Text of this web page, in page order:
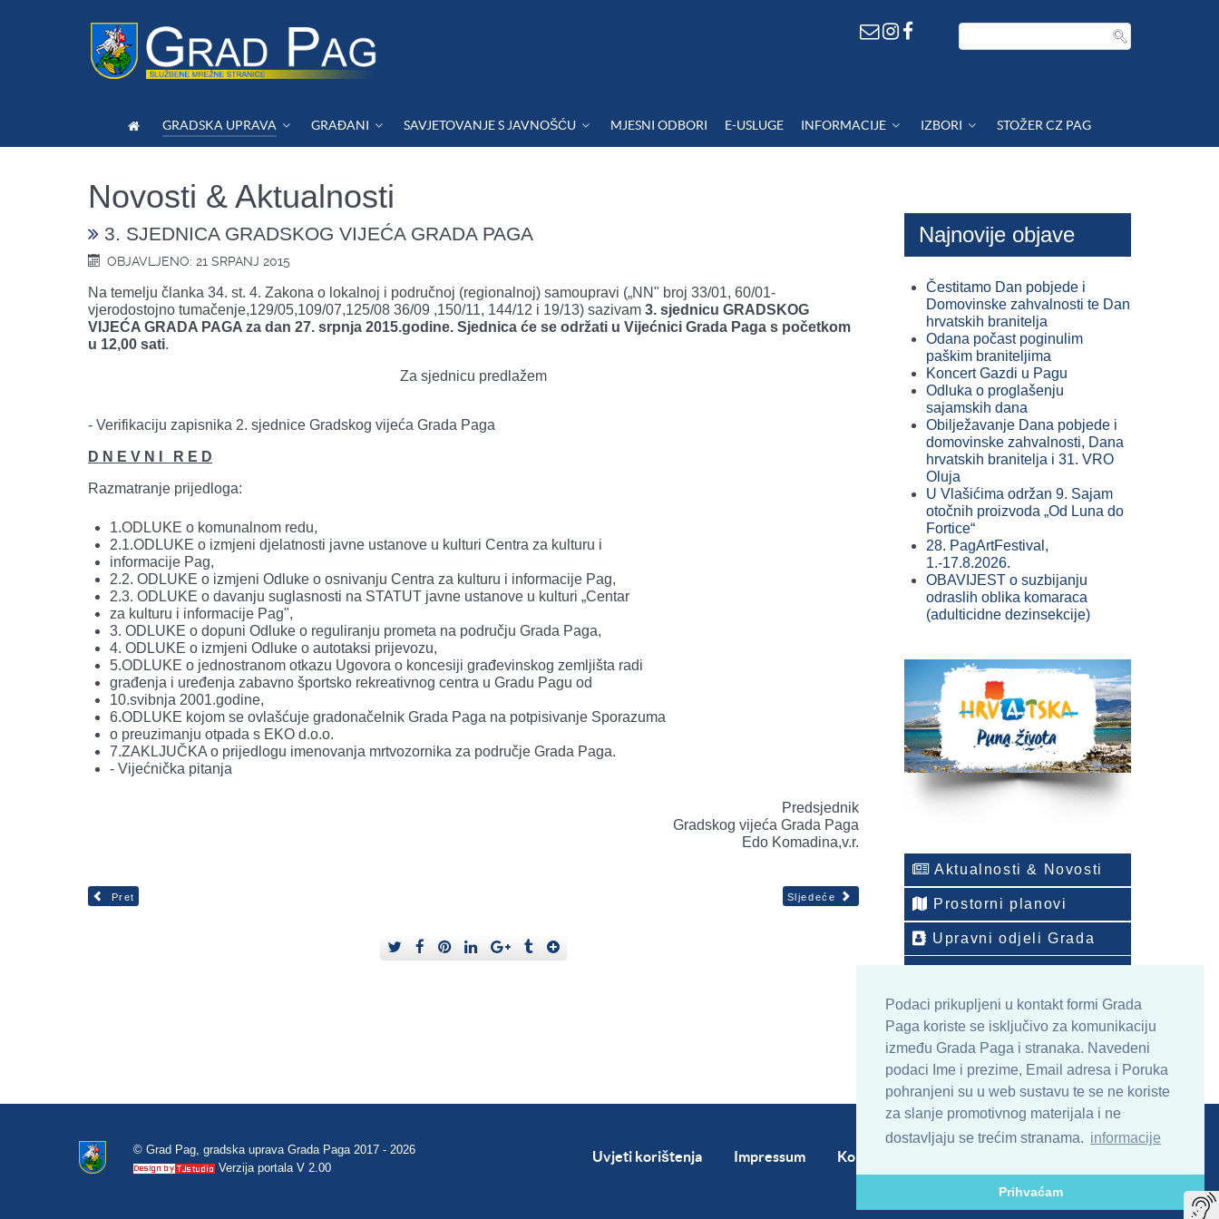
Podaci prikupljeni u kontakt formi Grada
Paga koriste se isključivo za komunikaciju
između Grada Paga i stranaka. Navedeni
podaci Ime i prezime, Email adresa i Poruka
pohranjeni su u web sustavu te se ne koriste
za slanje promotivnog materijala i ne
dostavljaju se trećim stranama. informacije
Prihvaćam
GRADSKA UPRAVA GRAĐANI SAVJETOVANJE S JAVNOŠĆU MJESNI ODBORI E-USLUGE INFORMACIJE IZBORI STOŽER CZ PAG
Novosti & Aktualnosti
3. SJEDNICA GRADSKOG VIJEĆA GRADA PAGA
OBJAVLJENO: 21 SRPANJ 2015
Na temelju članka 34. st. 4. Zakona o lokalnoj i područnoj (regionalnoj) samoupravi („NN" broj 33/01, 60/01-
vjerodostojno tumačenje,129/05,109/07,125/08 36/09 ,150/11, 144/12 i 19/13) sazivam 3. sjednicu GRADSKOG
VIJEĆA GRADA PAGA za dan 27. srpnja 2015.godine. Sjednica će se održati u Vijećnici Grada Paga s početkom
u 12,00 sati.
Za sjednicu predlažem
- Verifikaciju zapisnika 2. sjednice Gradskog vijeća Grada Paga
D N E V N I R E D
Razmatranje prijedloga:
1.ODLUKE o komunalnom redu,
2.1.ODLUKE o izmjeni djelatnosti javne ustanove u kulturi Centra za kulturu i
informacije Pag,
2.2. ODLUKE o izmjeni Odluke o osnivanju Centra za kulturu i informacije Pag,
2.3. ODLUKE o davanju suglasnosti na STATUT javne ustanove u kulturi „Centar
za kulturu i informacije Pag",
3. ODLUKE o dopuni Odluke o reguliranju prometa na području Grada Paga,
4. ODLUKE o izmjeni Odluke o autotaksi prijevozu,
5.ODLUKE o jednostranom otkazu Ugovora o koncesiji građevinskog zemljišta radi
građenja i uređenja zabavno športsko rekreativnog centra u Gradu Pagu od
10.svibnja 2001.godine,
6.ODLUKE kojom se ovlašćuje gradonačelnik Grada Paga na potpisivanje Sporazuma
o preuzimanju otpada s EKO d.o.o.
7.ZAKLJUČKA o prijedlogu imenovanja mrtvozornika za područje Grada Paga.
- Vijećnička pitanja
Predsjednik
Gradskog vijeća Grada Paga
Edo Komadina,v.r.
Pret Sljedeće
Najnovije objave
Čestitamo Dan pobjede i
Domovinske zahvalnosti te Dan
hrvatskih branitelja
Odana počast poginulim
paškim braniteljima
Koncert Gazdi u Pagu
Odluka o proglašenju
sajamskih dana
Obilježavanje Dana pobjede i
domovinske zahvalnosti, Dana
hrvatskih branitelja i 31. VRO
Oluja
U Vlašićima održan 9. Sajam
otočnih proizvoda „Od Luna do
Fortice“
28. PagArtFestival,
1.-17.8.2026.
OBAVIJEST o suzbijanju
odraslih oblika komaraca
(adulticidne dezinsekcije)
Aktualnosti & Novosti
Prostorni planovi
Upravni odjeli Grada
ONLINE arhiv sadržaja
© Grad Pag, gradska uprava Grada Paga 2017 - 2026
Verzija portala V 2.00
Uvjeti korištenja Impressum Kontakt